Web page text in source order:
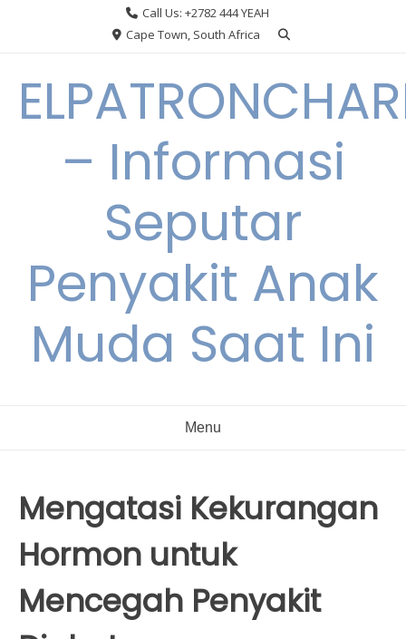
Call Us: +2782 444 YEAH
Cape Town, South Africa
– Informasi
Seputar
Penyakit Anak
Muda Saat Ini
Menu
Mengatasi Kekurangan
Hormon untuk
Mencegah Penyakit